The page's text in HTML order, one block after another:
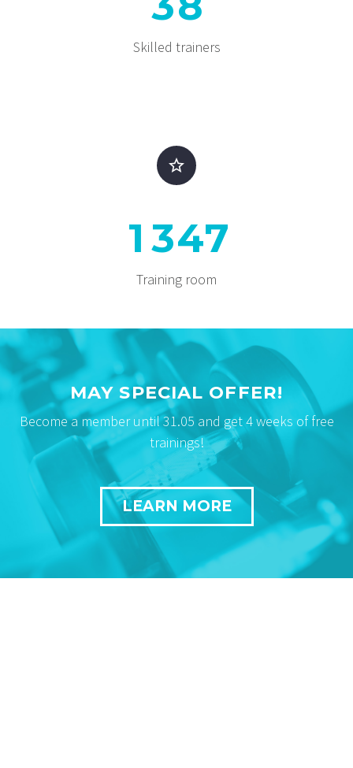
Skilled trainers


1 347
Training room
MAY SPECIAL OFFER!
Become a member until 31.05 and get 4 weeks of free
trainings!
LEARN MORE